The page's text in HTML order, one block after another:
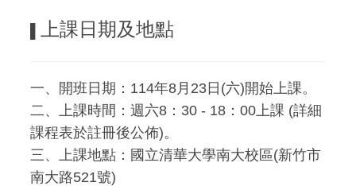
上課日期及地點
一、開班日期：114年8月23日(六)開始上課。
二、上課時間：週六8：30 - 18：00上課 (詳細
課程表於註冊後公佈)。
三、上課地點：國立清華大學南大校區(新竹市
南大路521號)